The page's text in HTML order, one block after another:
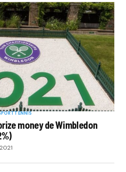
TENNIS
money de Wimbledon